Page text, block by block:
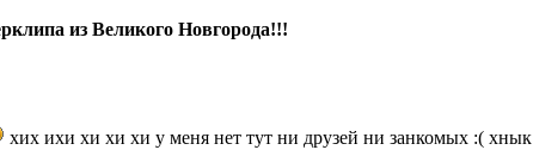
из Великого Новгорода!!!
хих ихи хи хи хи у меня нет тут ни друзей ни занкомых :( хнык